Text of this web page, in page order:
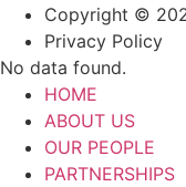
Copyright ©
Privacy Policy
No data found.
HOME
ABOUT US
OUR PEOPLE
PARTNERSHIPS